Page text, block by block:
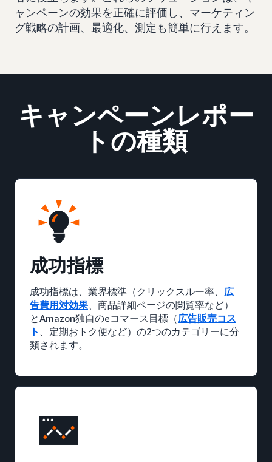
ャンペーンの効果を正確に評価し、マーケティン
グ戦略の計画、最適化、測定も簡単に行えます。
キャンペーンレポー
トの種類
成功指標
成功指標は、業界標準（クリックスルー率、 広
告費用対効果、商品詳細ページの閲覧率など）
とAmazon独自のeコマース目標（広告販売コス
ト 、定期おトク便など）の2つのカテゴリーに分
類されます。